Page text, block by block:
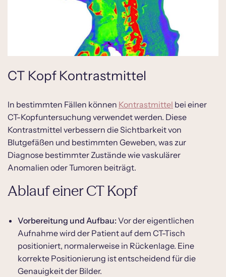
CT Kopf Kontrastmittel
In bestimmten Fällen können Kontrastmittel bei einer
CT-Kopfuntersuchung verwendet werden. Diese
Kontrastmittel verbessern die Sichtbarkeit von
Blutgefäßen und bestimmten Geweben, was zur
Diagnose bestimmter Zustände wie vaskulärer
Anomalien oder Tumoren beiträgt.
Ablauf einer CT Kopf
Vorbereitung und Aufbau:Vor der eigentlichen
Aufnahme wird der Patient auf dem CT-Tisch
positioniert, normalerweise in Rückenlage. Eine
korrekte Positionierung ist entscheidend für die
Genauigkeit der Bilder.